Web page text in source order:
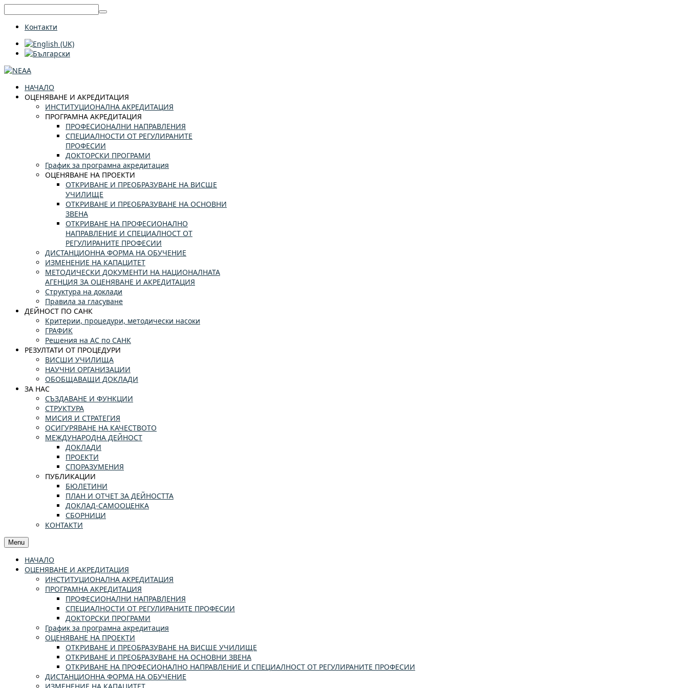
Контакти
НАЧАЛО
ОЦЕНЯВАНЕ И АКРЕДИТАЦИЯ
ИНСТИТУЦИОНАЛНА АКРЕДИТАЦИЯ
ПРОГРАМНА АКРЕДИТАЦИЯ
ПРОФЕСИОНАЛНИ НАПРАВЛЕНИЯ
СПЕЦИАЛНОСТИ ОТ РЕГУЛИРАНИТЕ
ПРОФЕСИИ
ДОКТОРСКИ ПРОГРАМИ
График за програмна акредитация
ОЦЕНЯВАНЕ НА ПРОЕКТИ
ОТКРИВАНЕ И ПРЕОБРАЗУВАНЕ НА ВИСШЕ
УЧИЛИЩЕ
ОТКРИВАНЕ И ПРЕОБРАЗУВАНЕ НА ОСНОВНИ
ЗВЕНА
ОТКРИВАНЕ НА ПРОФЕСИОНАЛНО
НАПРАВЛЕНИЕ И СПЕЦИАЛНОСТ ОТ
РЕГУЛИРАНИТЕ ПРОФЕСИИ
ДИСТАНЦИОННА ФОРМА НА ОБУЧЕНИЕ
ИЗМЕНЕНИЕ НА КАПАЦИТЕТ
МЕТОДИЧЕСКИ ДОКУМЕНТИ НА НАЦИОНАЛНАТА
АГЕНЦИЯ ЗА ОЦЕНЯВАНЕ И АКРЕДИТАЦИЯ
Структура на доклади
Правила за гласуване
ДЕЙНОСТ ПО САНК
Критерии, процедури, методически насоки
ГРАФИК
Решения на АС по САНК
РЕЗУЛТАТИ ОТ ПРОЦЕДУРИ
ВИСШИ УЧИЛИЩА
НАУЧНИ ОРГАНИЗАЦИИ
ОБОБЩАВАЩИ ДОКЛАДИ
ЗА НАС
СЪЗДАВАНЕ И ФУНКЦИИ
СТРУКТУРА
МИСИЯ И СТРАТЕГИЯ
ОСИГУРЯВАНЕ НА КАЧЕСТВОТО
МЕЖДУНАРОДНА ДЕЙНОСТ
ДОКЛАДИ
ПРОЕКТИ
СПОРАЗУМЕНИЯ
ПУБЛИКАЦИИ
БЮЛЕТИНИ
ПЛАН И ОТЧЕТ ЗА ДЕЙНОСТТА
ДОКЛАД-САМООЦЕНКА
СБОРНИЦИ
КОНТАКТИ
Menu
НАЧАЛО
ОЦЕНЯВАНЕ И АКРЕДИТАЦИЯ
ИНСТИТУЦИОНАЛНА АКРЕДИТАЦИЯ
ПРОГРАМНА АКРЕДИТАЦИЯ
ПРОФЕСИОНАЛНИ НАПРАВЛЕНИЯ
СПЕЦИАЛНОСТИ ОТ РЕГУЛИРАНИТЕ ПРОФЕСИИ
ДОКТОРСКИ ПРОГРАМИ
График за програмна акредитация
ОЦЕНЯВАНЕ НА ПРОЕКТИ
ОТКРИВАНЕ И ПРЕОБРАЗУВАНЕ НА ВИСШЕ УЧИЛИЩЕ
ОТКРИВАНЕ И ПРЕОБРАЗУВАНЕ НА ОСНОВНИ ЗВЕНА
ОТКРИВАНЕ НА ПРОФЕСИОНАЛНО НАПРАВЛЕНИЕ И СПЕЦИАЛНОСТ ОТ РЕГУЛИРАНИТЕ ПРОФЕСИИ
ДИСТАНЦИОННА ФОРМА НА ОБУЧЕНИЕ